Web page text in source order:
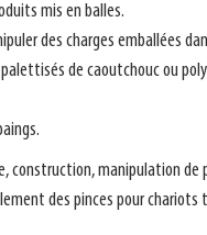
mis en balles.
des charges emballées
de caoutchouc ou
construction, manipulation
des pinces pour